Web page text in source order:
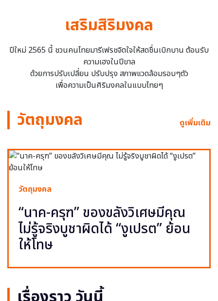
เสริมสิริมงคล
ปีใหม่ 2565 นี้ ชวนคนไทยมารีเฟรชจิตใจให้สดชื่นเบิกบาน ต้อนรับ
ความเฮงในปีขาล
ด้วยการปรับเปลี่ยน ปรับปรุง สภาพแวดล้อมรอบๆตัว
เพื่อความเป็นศิริมงคลในแบบไทยๆ
วัตถุมงคล ดูเพิ่มเติม
วัตถุมงคล
“นาค-ครุฑ” ของขลังวิเศษมีคุณ
ไม่รู้จริงบูชาผิดได้ “งูเปรต” ย้อน
ให้โทษ